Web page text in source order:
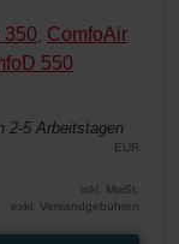
350 ComfoAir
550
2-5 Arbeitstagen
EUR
inkl. MwSt.
exkl. Versandgebühren